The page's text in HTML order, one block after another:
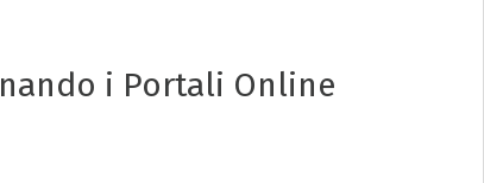
i Portali Online